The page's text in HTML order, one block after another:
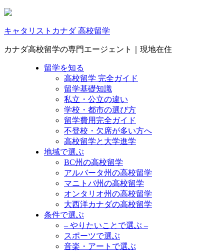
キャタリストカナダ 高校留学
カナダ高校留学の専門エージェント｜現地在住
留学を知る
高校留学 完全ガイド
留学基礎知識
私立・公立の違い
学校・都市の選び方
留学費用完全ガイド
不登校・欠席が多い方へ
高校留学と大学進学
地域で選ぶ
BC州の高校留学
アルバータ州の高校留学
マニトバ州の高校留学
オンタリオ州の高校留学
大西洋カナダの高校留学
条件で選ぶ
– やりたいことで選ぶ –
スポーツで選ぶ
音楽・アートで選ぶ